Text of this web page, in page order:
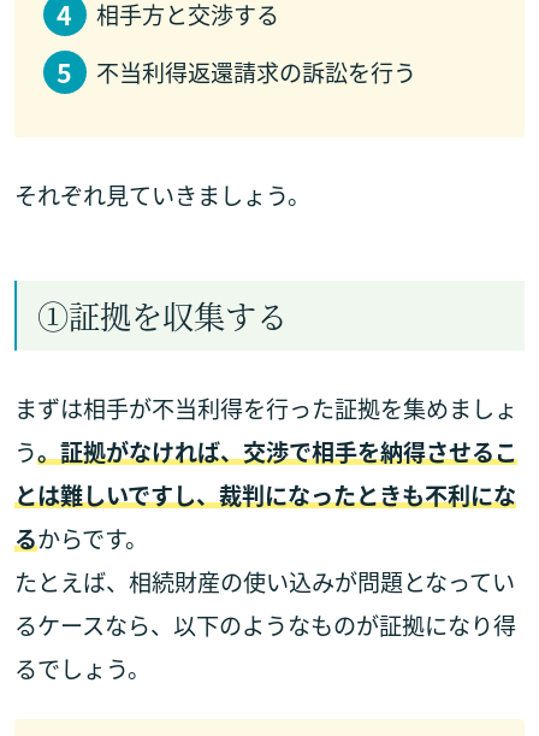
相手方と交渉する
不当利得返還請求の訴訟を行う
それぞれ見ていきましょう。
①証拠を収集する
まずは相手が不当利得を行った証拠を集めましょ
う。証拠がなければ、交渉で相手を納得させるこ
とは難しいですし、裁判になったときも不利にな
るからです。
たとえば、相続財産の使い込みが問題となってい
るケースなら、以下のようなものが証拠になり得
るでしょう。